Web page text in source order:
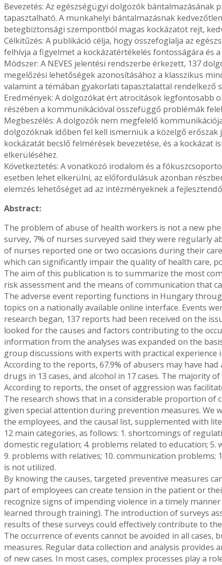
Bevezetés: Az egészségügyi dolgozók
tapasztalható. A munkahelyi bántalmazásnak
betegbiztonsági szempontból magas kockázatot rejt,
Célkitűzés: A publikáció célja, hogy összefoglalja az
felhívja a figyelmet a kockázatértékelés fontosságára és
Módszer: A NEVES jelentési rendszerbe érkezett, 137
megelőzési lehetőségek azonosításához a klasszikus
valamint a témában gyakorlati tapasztalattal
Eredmények: A dolgozókat ért atrocitások legfontosabb
részében a kommunikációval összefüggő problémák
Megbeszélés: A dolgozók nem megfelelő
dolgozóknak időben fel kell ismerniük a közelgő
kockázatát becslő felmérések bevezetése, és a
elkerüléséhez.
Következtetés: A vonatkozó irodalom és a
esetben lehet elkerülni, az előfordulásuk azonban
elemzés lehetőséget ad az intézményeknek a
Abstract:
The problem of abuse of health workers is not a new
survey, 7% of nurses surveyed said they were regularly
of nurses reported one or two occasions during their
which can significantly impair the quality of health care,
The aim of this publication is to summarize the most
risk assessment and the means of communication that
The adverse event reporting functions in Hungary
topics on a nationally available online interface. Events
research began, 137 reports had been received on the
looked for the causes and factors contributing to the
information from the analyses was expanded on the
group discussions with experts with practical experience
According to the reports, 67.9% of abusers may have
drugs in 13 cases, and alcohol in 17 cases. The majority
According to reports, the onset of aggression was
The research shows that in a considerable proportion of
given special attention during prevention measures.
the employees, and the causal list, supplemented with
12 main categories, as follows: 1. shortcomings of
domestic regulation; 4. problems related to education;
9. problems with relatives; 10. communication
is not utilized.
By knowing the causes, targeted preventive measures
part of employees can create tension in the patient or
recognize signs of impending violence in a timely
learned through training). The introduction of surveys
results of these surveys could effectively contribute to
The occurrence of events cannot be avoided in all
measures. Regular data collection and analysis
of new cases. In most cases, complex processes play a